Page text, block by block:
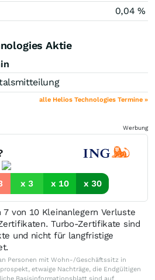
0,04 %
Aktie
alle Helios Technologies Termine »
Werbung
x 3 x 10 x 30
von 10 Kleinanlegern Verluste
Turbo-Zertifikate sind
und nicht für langfristige
Personen mit Wohn-/Geschäftssitz in
etwaige Nachträge, die Endgültigen
Basisinformationsblatt sind auf